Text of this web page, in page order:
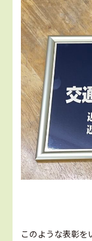
このような表彰を